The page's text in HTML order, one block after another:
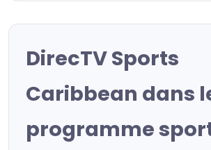
DirecTV Sports
Caribbean dans
programme